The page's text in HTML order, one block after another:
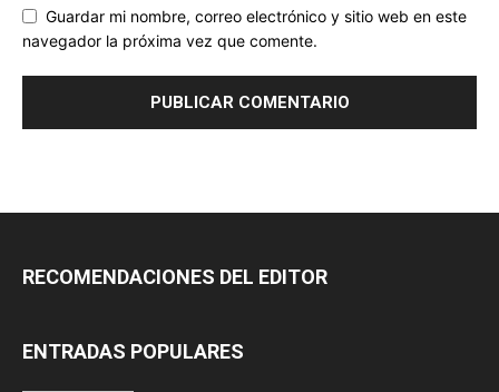
Guardar mi nombre, correo electrónico y sitio web en este
navegador la próxima vez que comente.
RECOMENDACIONES DEL EDITOR
ENTRADAS POPULARES